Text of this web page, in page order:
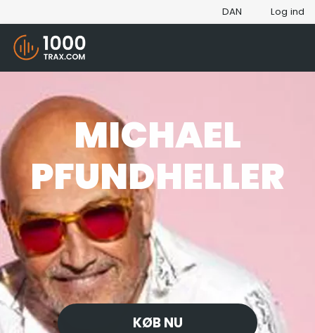
DAN Log ind
MICHAEL
PFUNDHELLER
KØB NU